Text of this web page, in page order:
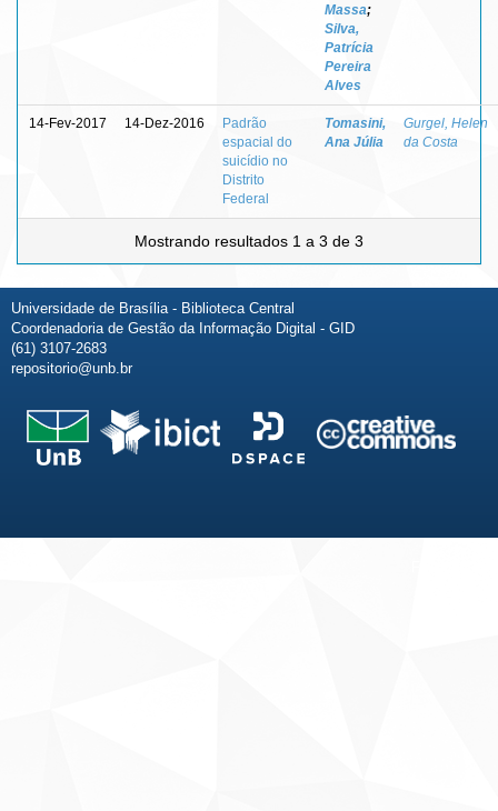
Massa;
Silva,
Patrícia
Pereira
Alves
14-Fev-2017 14-Dez-2016
Padrão
espacial do
suicídio no
Distrito
Federal
Tomasini,
Ana Júlia
Gurgel, Helen
da Costa
Mostrando resultados 1 a 3 de 3
Universidade de Brasília - Biblioteca Central
Coordenadoria de Gestão da Informação Digital - GID
(61) 3107-2683
repositorio@unb.br